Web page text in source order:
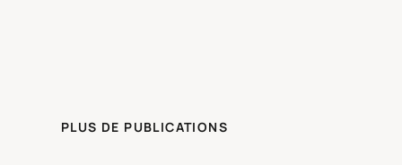
PLUS DE PUBLICATIONS